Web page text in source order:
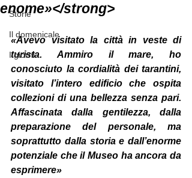
Storie
Il domenicale
I giorni
enome»</strong>
«Avevo visitato la città in veste di
turista. Ammiro il mare, ho
conosciuto la cordialità dei tarantini,
visitato l’intero edificio che ospita
collezioni di una bellezza senza pari.
Affascinata dalla gentilezza, dalla
preparazione del personale, ma
soprattutto dalla storia e dall’enorme
potenziale che il Museo ha ancora da
esprimere»